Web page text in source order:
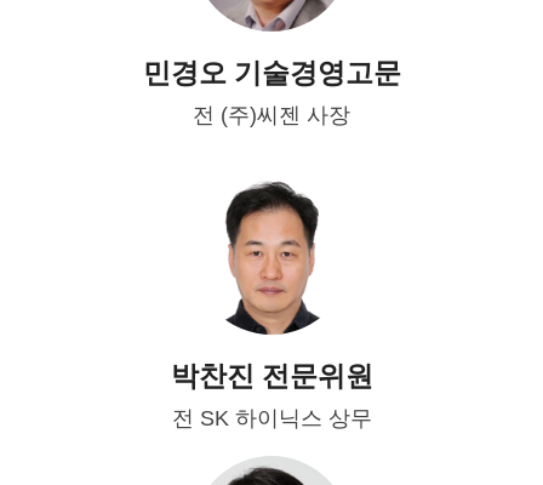
민경오 기술경영고문
전 (주)씨젠 사장
박찬진 전문위원
전 SK 하이닉스 상무